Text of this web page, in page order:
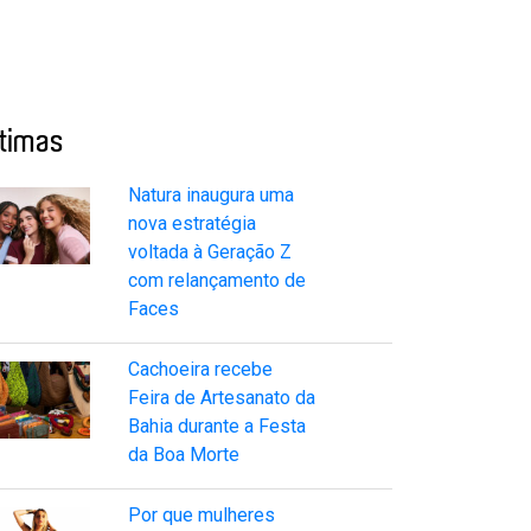
Natura inaugura uma
nova estratégia
voltada à Geração Z
com relançamento de
Faces
Cachoeira recebe
Feira de Artesanato da
Bahia durante a Festa
da Boa Morte
Por que mulheres